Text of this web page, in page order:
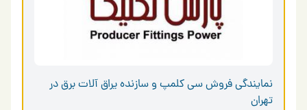
نمایندگی فروش سی کلمپ و سازنده یراق آلات برق در
تهران